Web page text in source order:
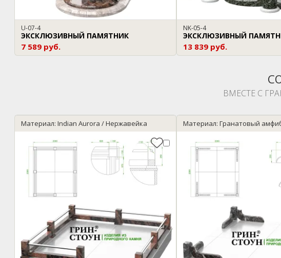
U-07-4
ЭКСКЛЮЗИВНЫЙ ПАМЯТНИК
7 589 руб.
NK-05-4
ЭКСКЛЮЗИВНЫЙ
13 839 руб.
ВМЕСТЕ С
Материал: Indian Aurora / Нержавейка Материал: Гранатовый